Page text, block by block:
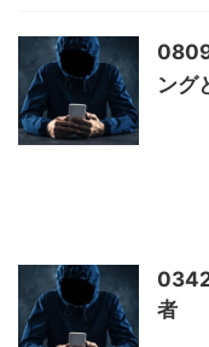
ング
者